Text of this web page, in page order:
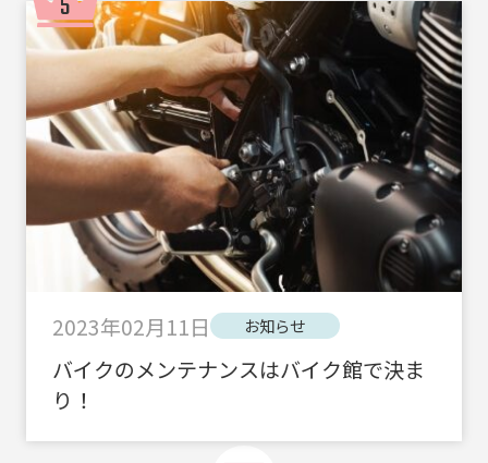
2023年02月11日 お知らせ
バイクのメンテナンスはバイク館で決ま
り！